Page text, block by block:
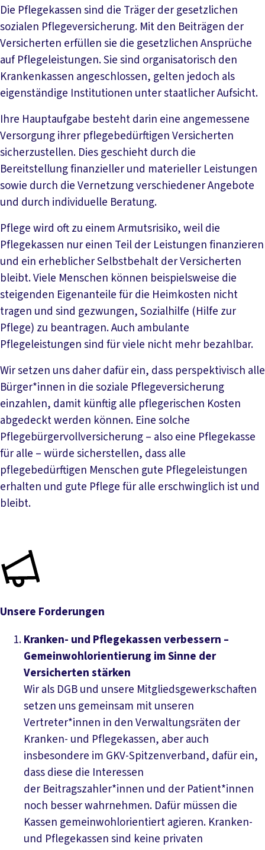
Die Pflegekassen sind die Träger der gesetzlichen
sozialen Pflegeversicherung. Mit den Beiträgen der
Versicherten erfüllen sie die gesetzlichen Ansprüche
auf Pflegeleistungen. Sie sind organisatorisch den
Krankenkassen angeschlossen, gelten jedoch als
eigenständige Institutionen unter staatlicher Aufsicht.
Ihre Hauptaufgabe besteht darin eine angemessene
Versorgung ihrer pflegebedürftigen Versicherten
sicherzustellen. Dies geschieht durch die
Bereitstellung finanzieller und materieller Leistungen
sowie durch die Vernetzung verschiedener Angebote
und durch individuelle Beratung.
Pflege wird oft zu einem Armutsrisiko, weil die
Pflegekassen nur einen Teil der Leistungen finanzieren
und ein erheblicher Selbstbehalt der Versicherten
bleibt. Viele Menschen können beispielsweise die
steigenden Eigenanteile für die Heimkosten nicht
tragen und sind gezwungen, Sozialhilfe (Hilfe zur
Pflege) zu beantragen. Auch ambulante
Pflegeleistungen sind für viele nicht mehr bezahlbar.
Wir setzen uns daher dafür ein, dass perspektivisch alle
Bürger*innen in die soziale Pflegeversicherung
einzahlen, damit künftig alle pflegerischen Kosten
abgedeckt werden können. Eine solche
Pflegebürgervollversicherung – also eine Pflegekasse
für alle – würde sicherstellen, dass alle
pflegebedürftigen Menschen gute Pflegeleistungen
erhalten und gute Pflege für alle erschwinglich ist und
bleibt.
Unsere Forderungen
Kranken- und Pflegekassen verbessern –
Gemeinwohlorientierung im Sinne der
Versicherten stärken
Wir als DGB und unsere Mitgliedsgewerkschaften
setzen uns gemeinsam mit unseren
Vertreter*innen in den Verwaltungsräten der
Kranken- und Pflegekassen, aber auch
insbesondere im GKV-Spitzenverband, dafür ein,
dass diese die Interessen
der Beitragszahler*innen und der Patient*innen
noch besser wahrnehmen. Dafür müssen die
Kassen gemeinwohlorientiert agieren. Kranken-
und Pflegekassen sind keine privaten